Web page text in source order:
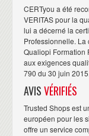
CERTyou a été
VERITAS pour la
lui a décerné la
Professionnelle. La
Qualiopi Formation
aux exigences
790 du 30 juin 2015.
AVISVÉRIFIÉS
Trusted Shops est
européen pour les
offre un service